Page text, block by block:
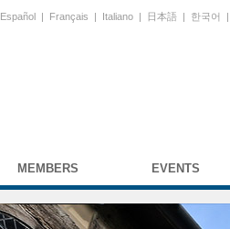
Español | Français | Italiano | 日本語 | 한국어 |
MEMBERS EVENTS